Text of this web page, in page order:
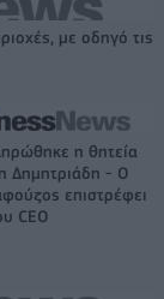
με οδηγό τις
η θητεία
Δημητριάδη - Ο
επιστρέφει
CEO